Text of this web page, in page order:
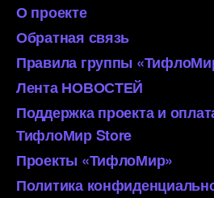
О проекте
Обратная связь
Правила группы
Лента НОВОСТЕЙ
Поддержка проекта и
ТифлоМир Store
Проекты «ТифлоМир»
Политика